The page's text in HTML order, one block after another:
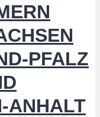
PFALZ
ANHALT